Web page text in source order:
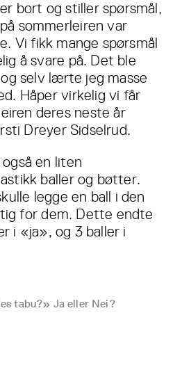
bort og stiller spørsmål,
sommerleiren var
Vi fikk mange spørsmål
å svare på. Det ble
selv lærte jeg masse
Håper virkelig vi får
deres neste år
Dreyer Sidselrud.
en liten
baller og bøtter.
legge en ball i den
for dem. Dette endte
i «ja», og 3 baller i
tabu?» Ja eller Nei?